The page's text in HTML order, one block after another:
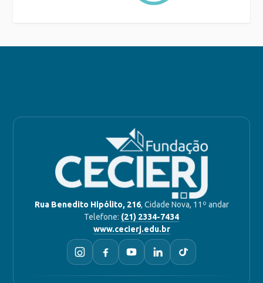
Rua Benedito Hipólito, 216, Cidade Nova, 11º andar
Telefone: (21) 2334-7434
www.cecierj.edu.br